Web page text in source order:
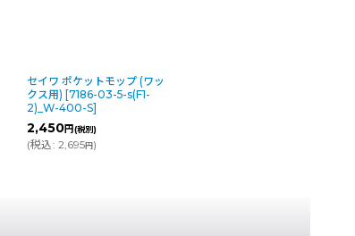
セイワ ポケットモップ (ワッ
クス用) [7186-03-5-s(F1-
2)_W-400-S]
2,450円(税別)
(税込: 2,695円)